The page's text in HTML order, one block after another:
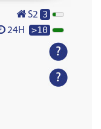
S2 3
24H >10